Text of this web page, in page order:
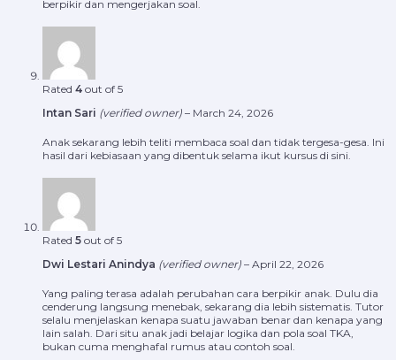
berpikir dan mengerjakan soal.
Rated 4 out of 5
Intan Sari (verified owner) – March 24, 2026
Anak sekarang lebih teliti membaca soal dan tidak tergesa-gesa. Ini
hasil dari kebiasaan yang dibentuk selama ikut kursus di sini.
Rated 5 out of 5
Dwi Lestari Anindya (verified owner) – April 22, 2026
Yang paling terasa adalah perubahan cara berpikir anak. Dulu dia
cenderung langsung menebak, sekarang dia lebih sistematis. Tutor
selalu menjelaskan kenapa suatu jawaban benar dan kenapa yang
lain salah. Dari situ anak jadi belajar logika dan pola soal TKA,
bukan cuma menghafal rumus atau contoh soal.